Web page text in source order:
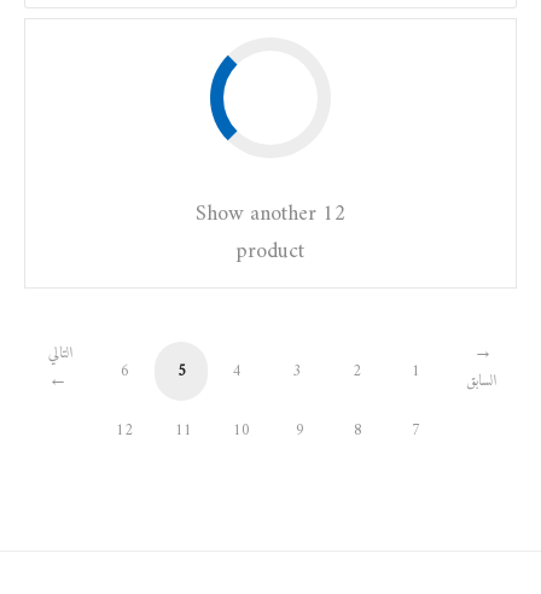
Show another 12
product
السابق 1
2
3
4
5
6
7
8
9
10
11
12
التالي